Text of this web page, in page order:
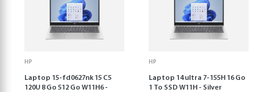
HP
Laptop 15-fd0627nk 15 C5
120U 8 Go 512 Go W11H6 -
HP
Laptop 14 ultra 7-155H 16 Go
1 To SSD W11H - Silver